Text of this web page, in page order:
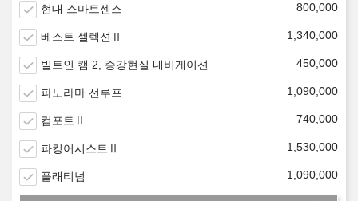
현대 스마트센스 800,000
베스트 셀렉션Ⅱ 1,340,000
빌트인 캠 2, 증강현실 내비게이션 450,000
파노라마 선루프 1,090,000
컴포트Ⅱ 740,000
파킹어시스트Ⅱ 1,530,000
플래티넘 1,090,000